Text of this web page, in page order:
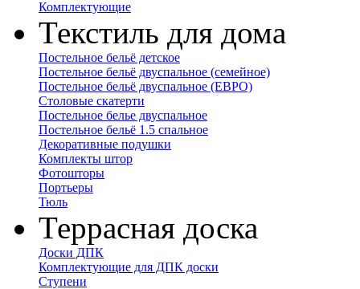
Комплектующие
Текстиль для дома
Постельное бельё детское
Постельное бельё двуспальное (семейное)
Постельное бельё двуспальное (ЕВРО)
Столовые скатерти
Постельное белье двуспальное
Постельное бельё 1.5 спальное
Декоративные подушки
Комплекты штор
Фотошторы
Портьеры
Тюль
Террасная доска
Доски ДПК
Комплектующие для ДПК доски
Ступени